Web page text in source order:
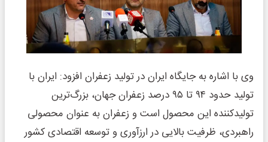
وی با اشاره به جایگاه ایران در تولید زعفران افزود: ایران با
تولید حدود ۹۴ تا ۹۵ درصد زعفران جهان، بزرگ‌ترین
تولیدکننده این محصول است و زعفران به عنوان محصولی
راهبردی، ظرفیت بالایی در ارزآوری و توسعه اقتصادی کشور